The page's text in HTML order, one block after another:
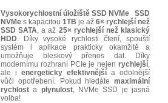
Vysokorychlostní úložiště SSD NVMe
SSD
NVMe s kapacitou 1TB je až 6× rychlejší než
SSD SATA, a až 25× rychlejší než klasický
HDD. Díky vysoké rychlosti čtení, spouští
systém i aplikace prakticky okamžitě a
umožňuje bleskový přenos dat. Díky
modernímu rozhraní PCIe je nejen rychlejší,
ale i energeticky efektivnější a odolnější
vůči opotřebení. Pokud hledáte maximální
rychlost a plynulost, NVMe SSD je jasná
volba!